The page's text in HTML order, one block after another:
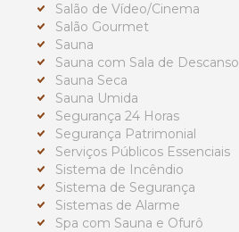
Salão de Vídeo/Cinema
Salão Gourmet
Sauna
Sauna com Sala de Descanso
Sauna Seca
Sauna Umida
Segurança 24 Horas
Segurança Patrimonial
Serviços Públicos Essenciais
Sistema de Incêndio
Sistema de Segurança
Sistemas de Alarme
Spa com Sauna e Ofurô